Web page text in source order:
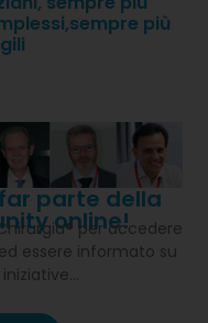
più
parte della
online!
per accedere
essere informato su